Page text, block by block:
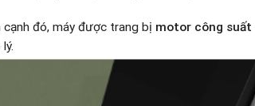
cạnh đó, máy được trang bị motor công suất